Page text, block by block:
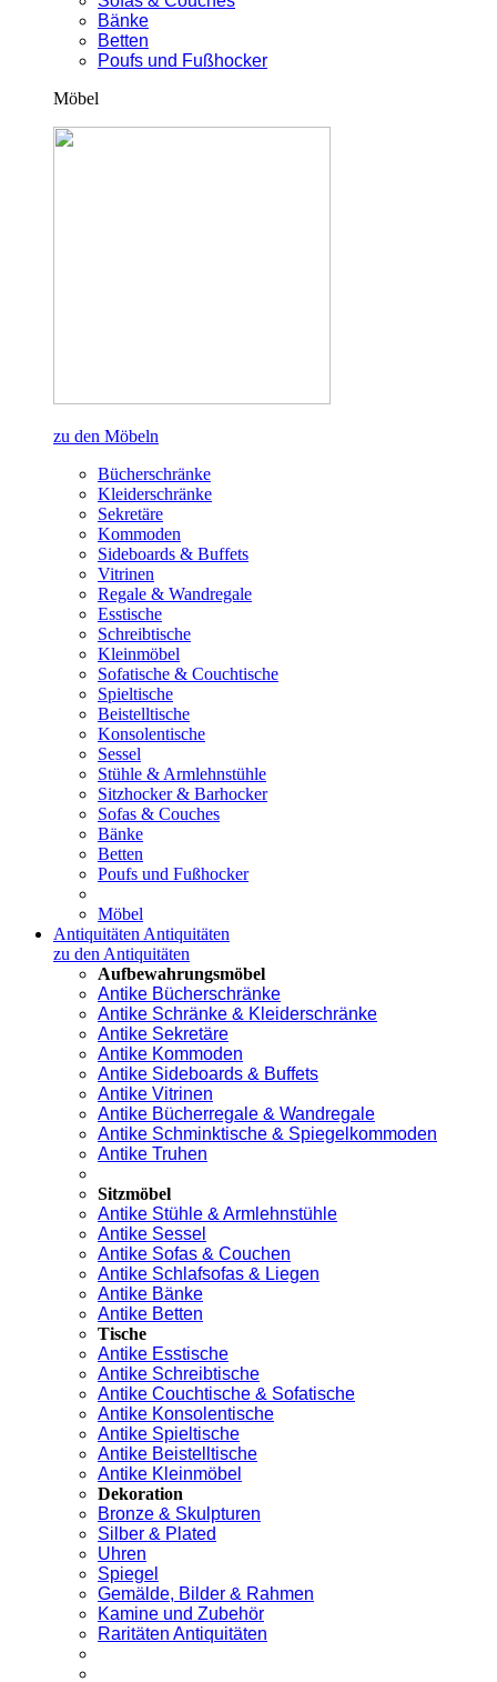
Bänke
Betten
Poufs und Fußhocker
Möbel
zu den Möbeln
Bücherschränke
Kleiderschränke
Sekretäre
Kommoden
Sideboards & Buffets
Vitrinen
Regale & Wandregale
Esstische
Schreibtische
Kleinmöbel
Sofatische & Couchtische
Spieltische
Beistelltische
Konsolentische
Sessel
Stühle & Armlehnstühle
Sitzhocker & Barhocker
Sofas & Couches
Bänke
Betten
Poufs und Fußhocker
Möbel
Antiquitäten Antiquitäten
zu den Antiquitäten
Aufbewahrungsmöbel
Antike Bücherschränke
Antike Schränke & Kleiderschränke
Antike Sekretäre
Antike Kommoden
Antike Sideboards & Buffets
Antike Vitrinen
Antike Bücherregale & Wandregale
Antike Schminktische & Spiegelkommoden
Antike Truhen
Sitzmöbel
Antike Stühle & Armlehnstühle
Antike Sessel
Antike Sofas & Couchen
Antike Schlafsofas & Liegen
Antike Bänke
Antike Betten
Tische
Antike Esstische
Antike Schreibtische
Antike Couchtische & Sofatische
Antike Konsolentische
Antike Spieltische
Antike Beistelltische
Antike Kleinmöbel
Dekoration
Bronze & Skulpturen
Silber & Plated
Uhren
Spiegel
Gemälde, Bilder & Rahmen
Kamine und Zubehör
Raritäten Antiquitäten